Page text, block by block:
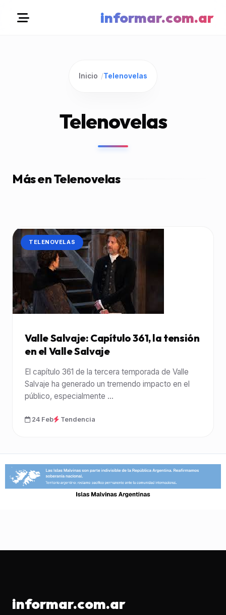
informar.com.ar
Inicio /Telenovelas
Telenovelas
Más en Telenovelas
CATEGORÍA:
TELENOVELAS
Valle Salvaje: Capítulo 361, la tensión
en el Valle Salvaje
El capítulo 361 de la tercera temporada de Valle
Salvaje ha generado un tremendo impacto en el
público, especialmente ...
24 Feb Tendencia
informar.com.ar